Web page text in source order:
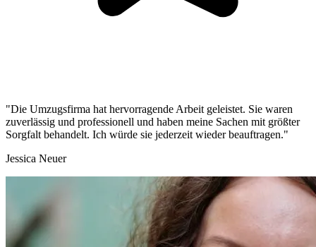
"Die Umzugsfirma hat hervorragende Arbeit geleistet. Sie waren
zuverlässig und professionell und haben meine Sachen mit größter
Sorgfalt behandelt. Ich würde sie jederzeit wieder beauftragen."
Jessica Neuer